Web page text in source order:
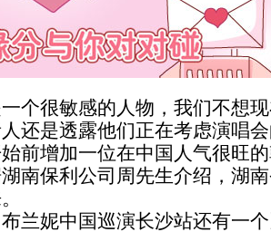
个很敏感的人物，我们不想
还是透露他们正在考虑演唱
前增加一位在中国人气很旺
南保利公司周先生介绍，湖
妮中国巡演长沙站还有一